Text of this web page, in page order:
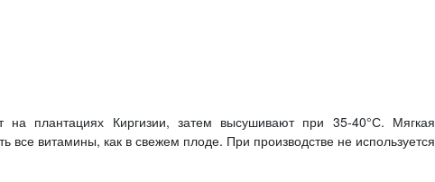
плантациях Киргизии, затем высушивают при 35-40°С. Мягкая
все витамины, как в свежем плоде. При производстве не используется